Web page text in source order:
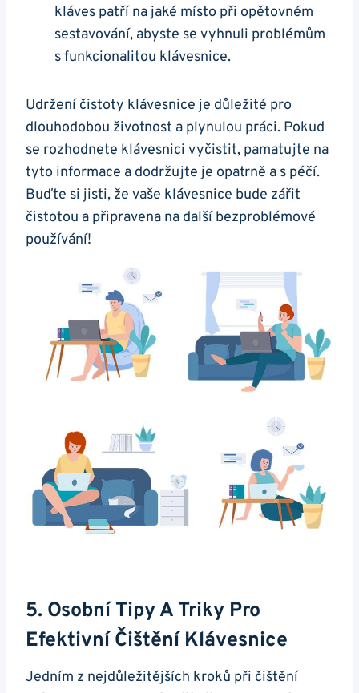
kláves patří na jaké místo při opětovném
sestavování, abyste se vyhnuli problémům
s funkcionalitou klávesnice.
Udržení čistoty klávesnice je důležité pro
dlouhodobou životnost a plynulou práci. Pokud
‌se rozhodnete klávesnici vyčistit, pamatujte na
tyto informace a dodržujte⁣ je opatrně a s péčí.
Buďte si jisti, že vaše klávesnice ‍bude zářit
čistotou a⁢ připravena na další bezproblémové
používání!
5. Osobní Tipy A Triky Pro
Efektivní ‍čištění ​klávesnice
Jedním z nejdůležitějších kroků při čištění